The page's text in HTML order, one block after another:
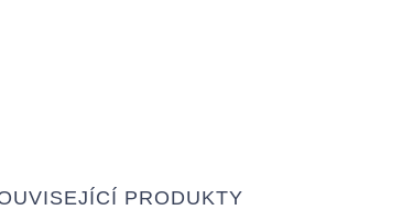
PRODUKTY